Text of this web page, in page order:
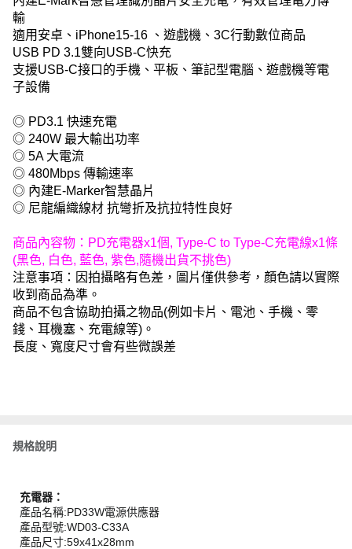
輸
適用安卓、iPhone15-16 、遊戲機、3C行動數位商品
USB PD 3.1雙向USB-C快充
支援USB-C接口的手機、平板、筆記型電腦、遊戲機等電
子設備
◎ PD3.1 快速充電
◎ 240W 最大輸出功率
◎ 5A 大電流
◎ 480Mbps 傳輸速率
◎ 內建E-Marker智慧晶片
◎ 尼龍編織線材 抗彎折及抗拉特性良好
商品內容物：PD充電器x1個, Type-C to Type-C充電線x1條
(黑色, 白色, 藍色, 紫色,隨機出貨不挑色)
注意事項：因拍攝略有色差，圖片僅供參考，顏色請以實際
收到商品為準。
商品不包含協助拍攝之物品(例如卡片、電池、手機、零
錢、耳機塞、充電線等)。
長度、寬度尺寸會有些微誤差
規格說明
充電器：
產品名稱:PD33W電源供應器
產品型號:WD03-C33A
產品尺寸:59x41x28mm